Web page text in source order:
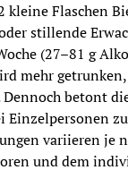
kleine Flaschen
stillende
(27–81 g
mehr
betont
Einzelpersonen
variieren je
und dem